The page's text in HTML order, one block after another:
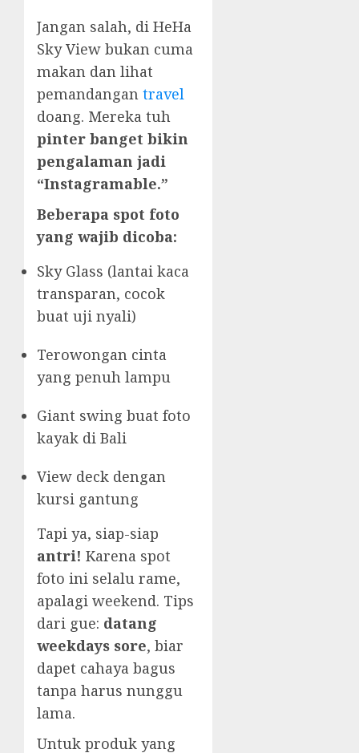
Jangan salah, di HeHa
Sky View bukan cuma
makan dan lihat
pemandangan travel
doang. Mereka tuh
pinter banget bikin
pengalaman jadi
“Instagramable.”
Beberapa spot foto
yang wajib dicoba:
Sky Glass (lantai kaca
transparan, cocok
buat uji nyali)
Terowongan cinta
yang penuh lampu
Giant swing buat foto
kayak di Bali
View deck dengan
kursi gantung
Tapi ya, siap-siap
antri! Karena spot
foto ini selalu rame,
apalagi weekend. Tips
dari gue: datang
weekdays sore, biar
dapet cahaya bagus
tanpa harus nunggu
lama.
Untuk produk yang